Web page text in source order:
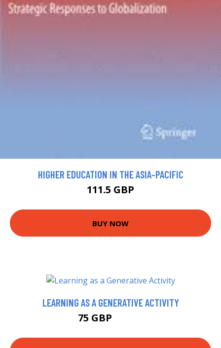
HIGHER EDUCATION IN THE ASIA-PACIFIC
111.5 GBP
BUY NOW
LEARNING AS A GENERATIVE ACTIVITY
75 GBP